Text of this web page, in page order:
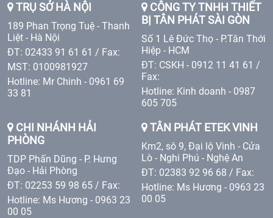
TRỤ SỞ HÀ NỘI
189 Phan Trọng Tuệ - Thanh
Liệt - Hà Nội
ĐT: 02433 91 61 61 / Fax:
MST: 0100981927
Hotline: Mr Chinh - 0961 69
33 81
CÔNG TY TNHH THIẾT
BỊ TÂN PHÁT SÀI GÒN
Số 1 Lê Đức Thọ - P.Tân Thới
Hiệp - HCM
ĐT: CSKH - 0912 11 41 61 /
Fax:
Hotline: Kinh doanh - 0987
605 705
CHI NHÁNH HẢI
PHÒNG
TDP Phấn Dũng - P. Hưng
Đạo - Hải Phòng
ĐT: 02253 59 98 65 / Fax:
Hotline: Ms Hương - 0963 23
00 05
TÂN PHÁT ETEK VINH
Km2, sô 9, Đại lộ Vinh - Cửa
Lò - Nghi Phú - Nghệ An
ĐT: 02383 92 96 68 / Fax:
Hotline: Ms Hương - 0963 23
00 05